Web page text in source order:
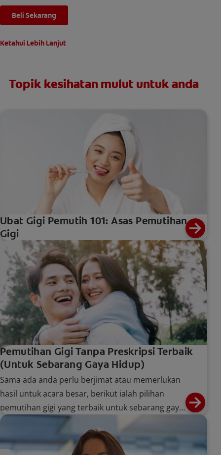
Beli Sekarang
Ketahui Lebih Lanjut
Topik kesihatan mulut untuk anda
Ubat Gigi Pemutih 101: Asas Pemutihan
Gigi
Pemutihan Gigi Tanpa Preskripsi Terbaik
(Untuk Sebarang Gaya Hidup)
Sama ada anda perlu berjimat atau memerlukan
hasil untuk acara besar, berikut ialah pilihan
pemutihan gigi yang terbaik untuk sebarang gaya
hidup. Ketahui lebih lanjut di sini.